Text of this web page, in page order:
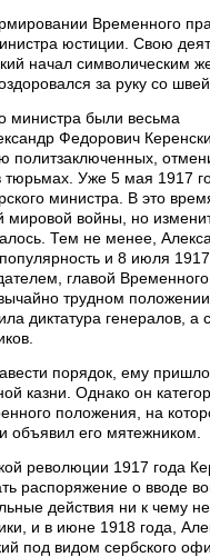
Временного
юстиции. Свою
начал символическим
за руку со
министра были весьма
Федорович
политзаключенных,
тюрьмах. Уже 5 мая 1917
министра. В это
войны, но
Тем не менее,
и 8 июля 1917
главой Временного
трудном
диктатура генералов, а
порядок, ему
казни. Однако он
положения, на
, и объявил его мятежником.
революции 1917 года
распоряжение о вводе
действия ни к чему
и в июне 1918 года,
под видом сербского